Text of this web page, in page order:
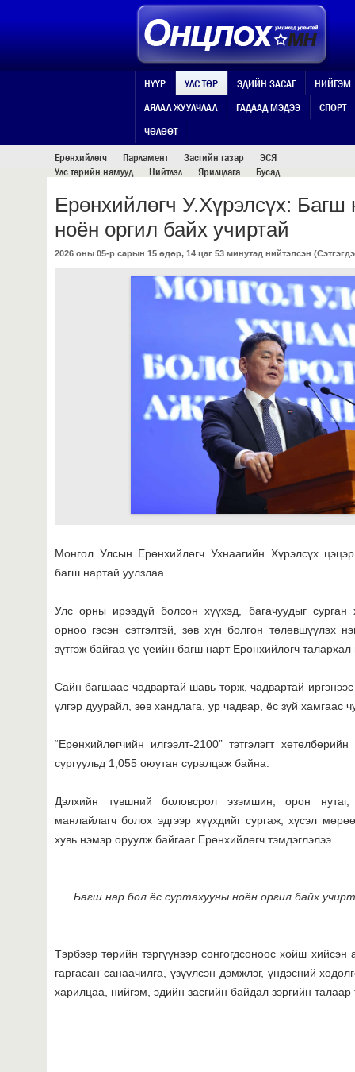
УЛС ТӨР
НҮҮР УЛС ТӨР ЭДИЙН ЗАСАГ
НИЙГЭМ
АЯЛАЛ ЖУУЛЧЛАЛ
ГАДААД МЭДЭЭ
СПОРТ
ЧӨЛӨӨТ
Ерөнхийлөгч
Парламент Засгийн газар
ЭСЯ
Улс төрийн намууд
Нийтлэл Ярилцлага Бусад
Ерөнхийлөгч У.Хүрэлсүх: Багш
ноён оргил байх учиртай
2026 оны 05-р сарын 15 өдөр, 14 цаг 53 минутад нийтэлсэн (
Монгол Улсын Ерөнхийлөгч Ухнаагийн Хүрэлсүх
багш нартай уулзлаа.
Улс орны ирээдүй болсон хүүхэд, багачуудыг сурган
орноо гэсэн сэтгэлтэй, зөв хүн болгон төлөвшүүлэх
зүтгэж байгаа үе үеийн багш нарт Ерөнхийлөгч
Сайн багшаас чадвартай шавь төрж, чадвартай
үлгэр дуурайл, зөв хандлага, ур чадвар, ёс зүй хамгаас
“Ерөнхийлөгчийн илгээлт-2100” тэтгэлэгт
сургуульд 1,055 оюутан суралцаж байна.
Дэлхийн түвшний боловсрол эзэмшин, орон
манлайлагч болох эдгээр хүүхдийг сургаж, хүсэл
хувь нэмэр оруулж байгааг Ерөнхийлөгч тэмдэглэлээ.
Багш нар бол ёс суртахууны ноён оргил байх
Тэрбээр төрийн тэргүүнээр сонгогдсоноос хойш
гаргасан санаачилга, үзүүлсэн дэмжлэг, үндэсний
харилцаа, нийгэм, эдийн засгийн байдал зэргийн талаар